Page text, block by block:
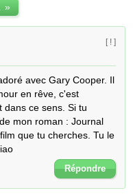
»
[ ! ]
avec Gary Cooper. Il
en rêve, c'est
dans ce sens. Si tu
mon roman : Journal
que tu cherches. Tu le
Répondre